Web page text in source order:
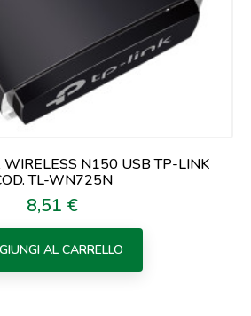
N150 USB TP-LINK
TL-WN725N
Prezzo
8,51 €
AL CARRELLO